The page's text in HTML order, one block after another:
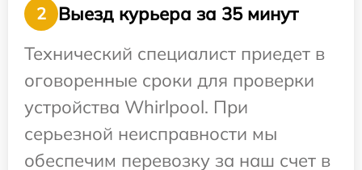
2
Выезд курьера за 35 минут
Технический специалист приедет в
оговоренные сроки для проверки
устройства Whirlpool. При
серьезной неисправности мы
обеспечим перевозку за наш счет в